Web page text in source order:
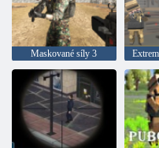
Maskované síly 3